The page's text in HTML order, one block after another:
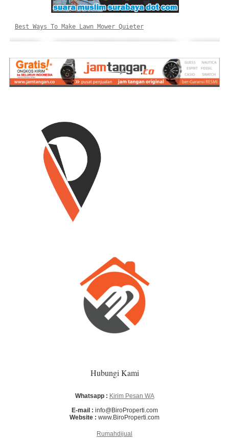
Best Ways To Make Lawn Mower Quieter
Hubungi Kami
Whatsapp : Kirim Pesan WA
E-mail : info@BiroProperti.com
Website : www.BiroProperti.com
Rumahdijual